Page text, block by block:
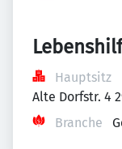
Hauptsitz
Alte Dorfstr. 4
Branche